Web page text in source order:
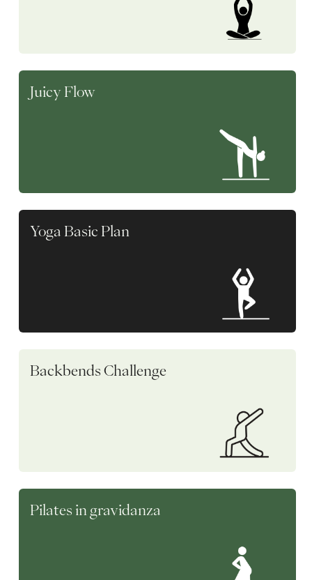
Juicy Flow
Yoga Basic Plan
Backbends Challenge
Pilates in gravidanza